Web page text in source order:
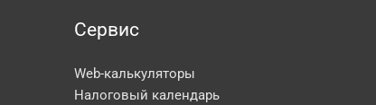
Сервис
Web-калькуляторы
Налоговый календарь